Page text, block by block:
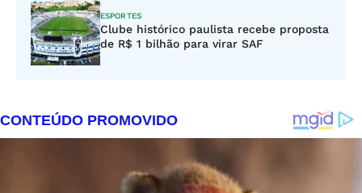
ESPORTES
Clube histórico paulista recebe proposta
de R$ 1 bilhão para virar SAF